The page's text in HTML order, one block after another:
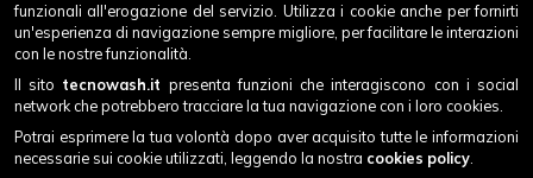
Il portale Acquisti in Rete della Pubblica Amministrazione
funzionali all'erogazione del servizio. Utilizza i cookie anche per fornirti
un'esperienza di navigazione sempre migliore, per facilitare le interazioni
con le nostre funzionalità.
Il sito tecnowash.it presenta funzioni che interagiscono con i social
network che potrebbero tracciare la tua navigazione con i loro cookies.
Potrai esprimere la tua volontà dopo aver acquisito tutte le informazioni
necessarie sui cookie utilizzati, leggendo la nostra cookies policy